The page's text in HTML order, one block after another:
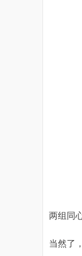
两组同
当然了